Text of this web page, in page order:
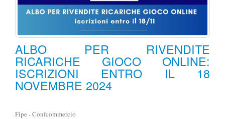
ALBO PER RIVENDITE
RICARICHE GIOCO ONLINE:
ISCRIZIONI ENTRO IL 18
NOVEMBRE 2024
Fipe - Confcommercio